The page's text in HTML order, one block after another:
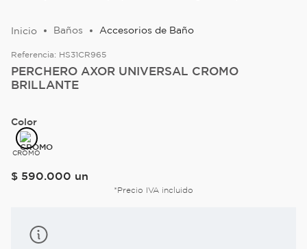
Baños Accesorios de Baño
Referencia: HS31CR965
PERCHERO AXOR UNIVERSAL CROMO
BRILLANTE
Color
CROMO
$ 590.000 un
*Precio IVA incluido